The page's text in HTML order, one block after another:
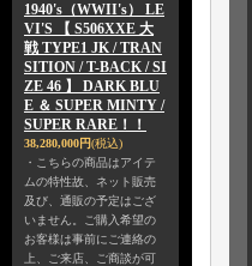
1940's（WWII's） LE
VI'S 【 S506XXE 大
戦 TYPE1 JK / TRAN
SITION / T-BACK / SI
ZE 46 】 DARK BLU
E ＆ SUPER MINTY /
SUPER RARE！！
38,280,000円(税込)
・こちらの商品はアイテ
ムの特性故、ネット販売
及び、通販の予定はござ
いません。ご購入希望の
お客様は事前にご連絡の
上、ご来店、ご商談が可